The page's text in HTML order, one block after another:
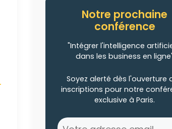
Notre prochaine
conférence
"Intégrer l'intelligence
dans les business en
Soyez alerté dès l'ouverture
inscriptions pour notre
exclusive à Paris.